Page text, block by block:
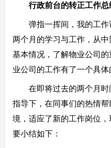
行政前台的转正工作总
弹指一挥间，我的工作
两个月的学习与工作，从
基本情况，了解物业公司
业公司的工作有了一个具体
在即将过去的两个月时
指导下，在同事们的热情
境，适应了新的工作岗位
要小结如下：